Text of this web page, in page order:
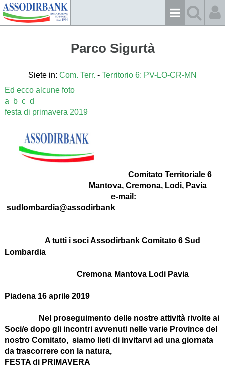
Parco Sigurtà
Siete in: Com. Terr. - Territorio 6: PV-LO-CR-MN
Ed ecco alcune foto
a
b c d
festa di primavera 2019
Comitato Territoriale 6
Mantova, Cremona, Lodi, Pavia
e-mail:
sudlombardia@assodirbank
A tutti i soci Assodirbank Comitato 6 Sud
Lombardia
Cremona Mantova Lodi Pavia
Piadena 16 aprile 2019
Nel proseguimento delle nostre attività rivolte ai
Soci/e dopo gli incontri avvenuti nelle varie Province del
nostro Comitato, siamo lieti di invitarvi ad una giornata
da trascorrere con la natura,
FESTA di PRIMAVERA